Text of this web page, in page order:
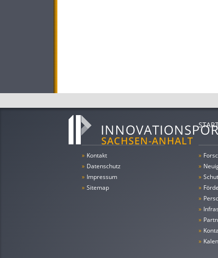
» Kontakt
» Datenschutz
» Impressum
» Sitemap
»
»
»
»
»
»
»
»
»